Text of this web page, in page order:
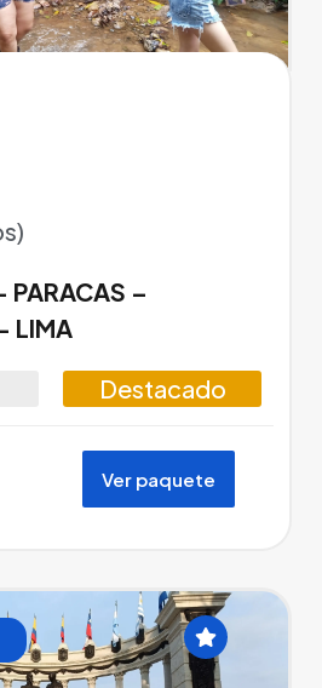
–
LIMA
Destacado
Ver paquete